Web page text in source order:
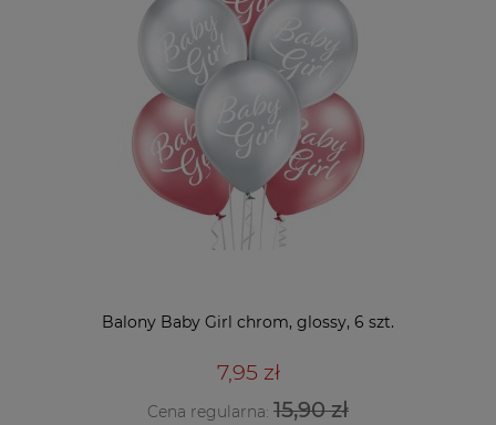
Balony Baby Girl chrom, glossy, 6 szt.
7,95 zł
Cena regularna: 15,90 zł